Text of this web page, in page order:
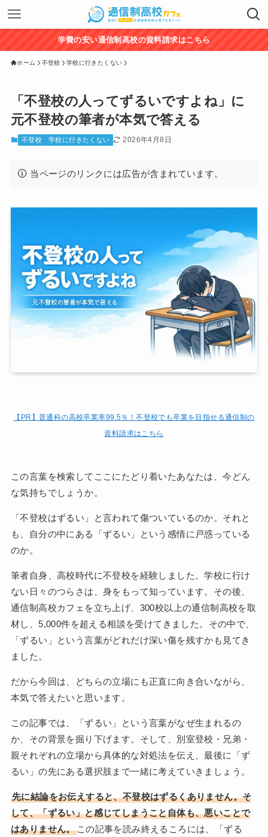
学費の安い通信制高校の資料請求はこちら
ホーム 不登校 学校に行きたくない
「不登校の人ってずるいですよね」に
元不登校の筆者が本気で答える
不登校 学校に行きたくない 2026年4月8日
当ページのリンクには広告が含まれています。
【PR】普通科の高校卒業率99.5％！不登校でも卒業を目指せる通信制の
資料請求はこちら
この言葉を検索してここにたどり着いたあなたは、今どん
な気持ちでしょうか。
「不登校はずるい」と言われて傷ついているのか。それと
も、自分の中にある「ずるい」という感情に戸惑っている
のか。
筆者自身、高校時代に不登校を経験しました。学校に行け
ない日々のつらさは、身をもって知っています。その後、
通信制高校カフェを立ち上げ、300校以上の通信制高校を取
材し、5,000件を超える相談を受けてきました。その中で、
「ずるい」という言葉がどれだけ深い傷を残すかも見てき
ました。
だから今回は、どちらの立場にも正直に向き合いながら、
本気で答えたいと思います。
この記事では、「ずるい」という言葉がなぜ生まれるの
か、その背景を掘り下げます。そして、別室登校・兄弟・
親それぞれの立場から具体的な対処法を伝え、最後に「ず
るい」の先にある選択肢まで一緒に考えていきましょう。
先に結論をお伝えすると、不登校はずるくありません。そ
して、「ずるい」と感じてしまうこと自体も、悪いことで
はありません。この記事を読み終えるころには、「ずる